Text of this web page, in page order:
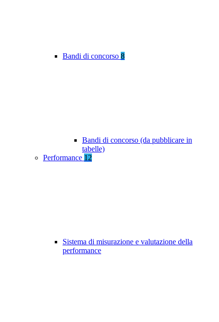
Bandi di concorso 8
Bandi di concorso (da pubblicare in
tabelle)
Performance 12
Sistema di misurazione e valutazione della
performance